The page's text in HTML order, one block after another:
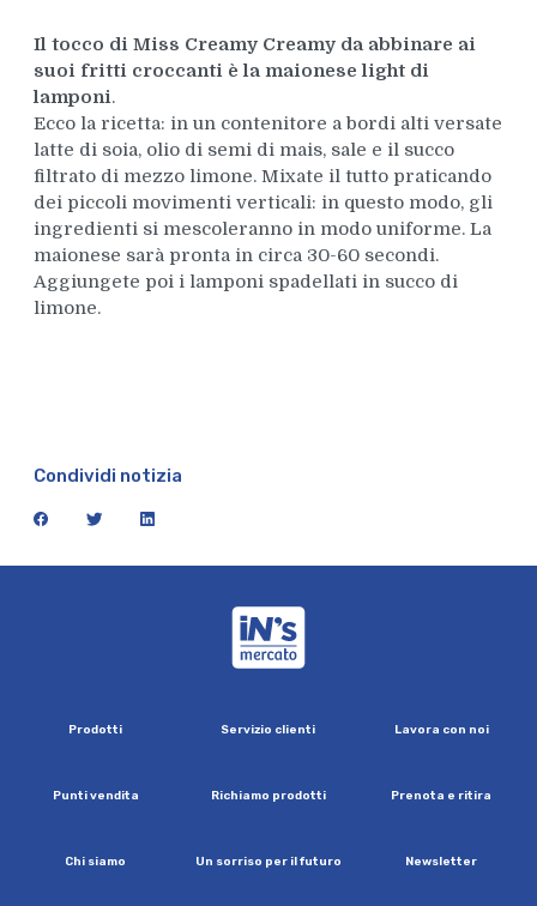
Il tocco di Miss Creamy Creamy da abbinare ai
suoi fritti croccanti è la maionese light di
lamponi.
Ecco la ricetta: in un contenitore a bordi alti versate
latte di soia, olio di semi di mais, sale e il succo
filtrato di mezzo limone. Mixate il tutto praticando
dei piccoli movimenti verticali: in questo modo, gli
ingredienti si mescoleranno in modo uniforme. La
maionese sarà pronta in circa 30-60 secondi.
Aggiungete poi i lamponi spadellati in succo di
limone.
Condividi notizia
facebook twitter linkedin
Prodotti Servizio clienti Lavora con noi
Puntivendita Richiamo prodotti Prenota e ritira
Chi siamo Un sorriso per ilfuturo Newsletter